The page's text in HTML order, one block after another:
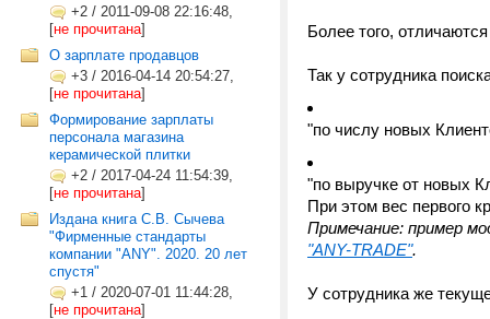
+2 / 2011-09-08 22:16:48,
[не прочитана]
О зарплате продавцов
+3 / 2016-04-14 20:54:27,
[не прочитана]
Формирование зарплаты
персонала магазина
керамической плитки
+2 / 2017-04-24 11:54:39,
[не прочитана]
Издана книга С.В. Сычева
"Фирменные стандарты
компании "ANY". 2020. 20 лет
спустя"
+1 / 2020-07-01 11:44:28,
[не прочитана]
Более того,
Так у сотрудника
"по числу новых
"по выручке от новых
При этом вес первого
Примечание: пример
"ANY-TRADE".
У сотрудника же